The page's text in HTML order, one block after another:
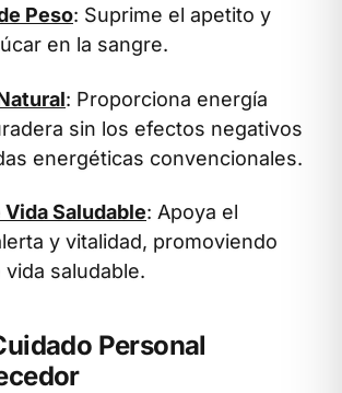
Peso: Suprime el apetito y
en la sangre.
: Proporciona energía
sin los efectos negativos
energéticas convencionales.
Vida Saludable: Apoya el
y vitalidad, promoviendo
saludable.
Personal